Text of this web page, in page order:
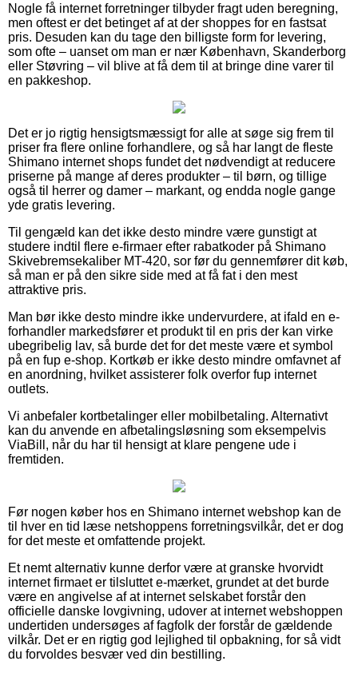
Nogle få internet forretninger tilbyder fragt uden beregning,
men oftest er det betinget af at der shoppes for en fastsat
pris. Desuden kan du tage den billigste form for levering,
som ofte – uanset om man er nær København, Skanderborg
eller Støvring – vil blive at få dem til at bringe dine varer til
en pakkeshop.
Det er jo rigtig hensigtsmæssigt for alle at søge sig frem til
priser fra flere online forhandlere, og så har langt de fleste
Shimano internet shops fundet det nødvendigt at reducere
priserne på mange af deres produkter – til børn, og tillige
også til herrer og damer – markant, og endda nogle gange
yde gratis levering.
Til gengæld kan det ikke desto mindre være gunstigt at
studere indtil flere e-firmaer efter rabatkoder på Shimano
Skivebremsekaliber MT-420, sor før du gennemfører dit køb,
så man er på den sikre side med at få fat i den mest
attraktive pris.
Man bør ikke desto mindre ikke undervurdere, at ifald en e-
forhandler markedsfører et produkt til en pris der kan virke
ubegribelig lav, så burde det for det meste være et symbol
på en fup e-shop. Kortkøb er ikke desto mindre omfavnet af
en anordning, hvilket assisterer folk overfor fup internet
outlets.
Vi anbefaler kortbetalinger eller mobilbetaling. Alternativt
kan du anvende en afbetalingsløsning som eksempelvis
ViaBill, når du har til hensigt at klare pengene ude i
fremtiden.
Før nogen køber hos en Shimano internet webshop kan de
til hver en tid læse netshoppens forretningsvilkår, det er dog
for det meste et omfattende projekt.
Et nemt alternativ kunne derfor være at granske hvorvidt
internet firmaet er tilsluttet e-mærket, grundet at det burde
være en angivelse af at internet selskabet forstår den
officielle danske lovgivning, udover at internet webshoppen
undertiden undersøges af fagfolk der forstår de gældende
vilkår. Det er en rigtig god lejlighed til opbakning, for så vidt
du forvoldes besvær ved din bestilling.